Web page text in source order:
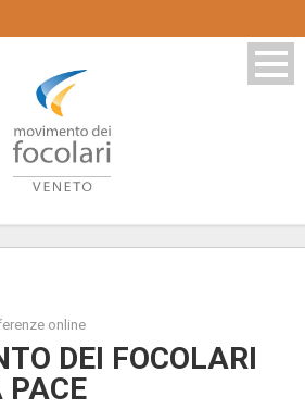
online
DEI FOCOLARI